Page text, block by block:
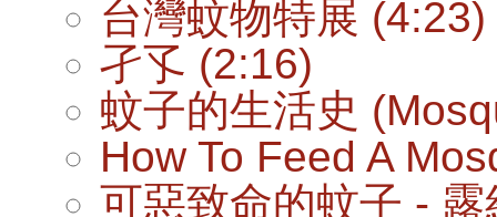
台灣蚊物特展 (4:23)
孑孓 (2:16)
蚊子的生活史
How To Feed A
可惡致命的蚊子 -